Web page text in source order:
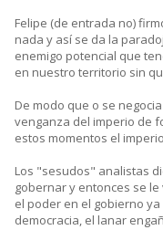
Felipe (de entrada no)
nada y así se da la
enemigo potencial que
en nuestro territorio sin
De modo que o se
venganza del imperio de
estos momentos el
Los "sesudos" analistas
gobernar y entonces se
el poder en el gobierno
democracia, el lanar